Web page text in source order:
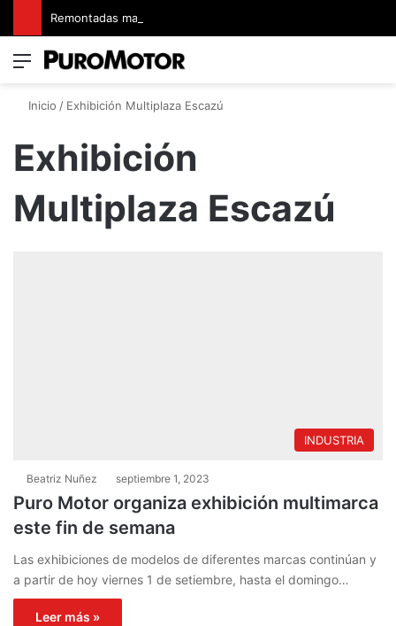
Menú
Inicio / Exhibición Multiplaza Escazú
Exhibición
Multiplaza Escazú
INDUSTRIA
Beatriz Nuñez septiembre 1, 2023
Puro Motor organiza exhibición multimarca
este fin de semana
Las exhibiciones de modelos de diferentes marcas continúan y
a partir de hoy viernes 1 de setiembre, hasta el domingo…
Leer más »